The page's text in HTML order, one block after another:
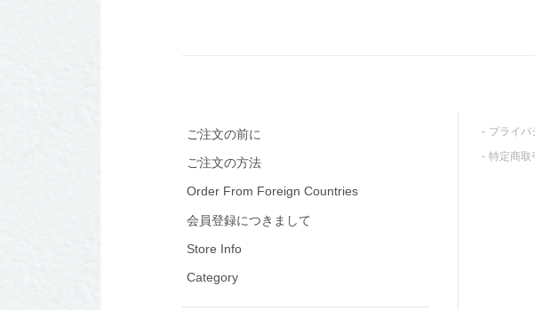
ご注文の前に
ご注文の方法
Order From Foreign Countries
会員登録につきまして
Store Info
Category
プライバ
特定商取